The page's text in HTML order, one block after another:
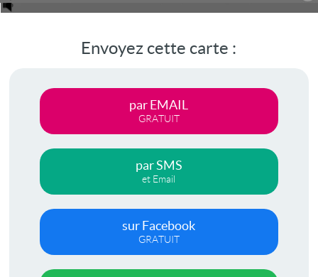
vidéo
Envoyez cette carte :
par EMAIL
GRATUIT
par SMS
et Email
sur Facebook
GRATUIT